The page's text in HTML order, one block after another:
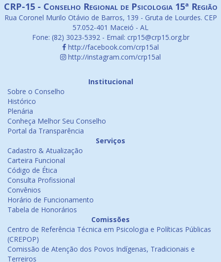
CRP-15 - Conselho Regional de Psicologia 15ª Região
Rua Coronel Murilo Otávio de Barros, 139 - Gruta de Lourdes. CEP
57.052-401 Maceió - AL
Fone: (82) 3023-5392 - Email: crp15@crp15.org.br
http://facebook.com/crp15al
http://instagram.com/crp15al
Institucional
Sobre o Conselho
Histórico
Plenária
Conheça Melhor Seu Conselho
Portal da Transparência
Serviços
Cadastro & Atualização
Carteira Funcional
Código de Ética
Consulta Profissional
Convênios
Horário de Funcionamento
Tabela de Honorários
Comissões
Centro de Referência Técnica em Psicologia e Políticas Públicas
(CREPOP)
Comissão de Atenção dos Povos Indígenas, Tradicionais e
Terreiros